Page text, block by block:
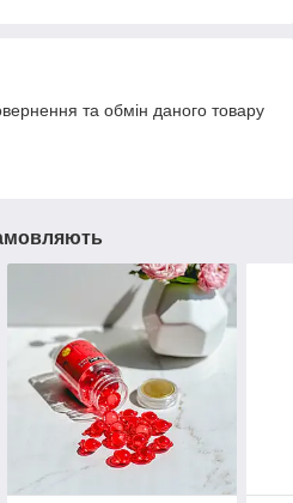
та обмін даного товару